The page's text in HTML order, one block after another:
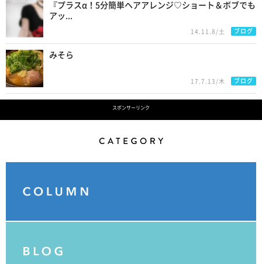
『プラスα！5分簡単ヘアアレンジ♡ショート＆ボブでも
アッ...
14.11.8/土 ブログ
みそら
17.7.13/木 ブログ
スポンサーリンク